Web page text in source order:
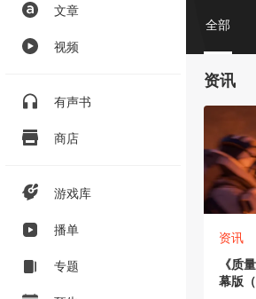
文章
视频
有声书
商店
游戏库
播单
专题
全部
资讯
资讯
《质
幕版（